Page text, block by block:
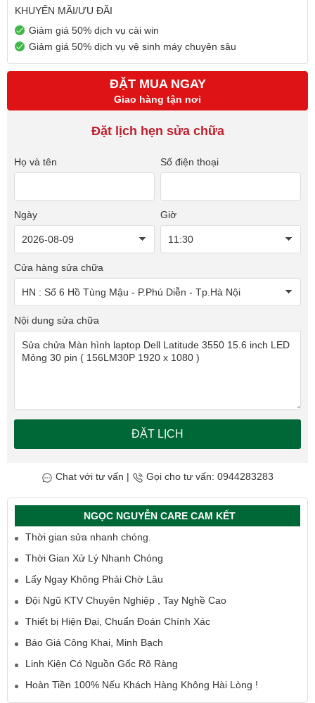
KHUYẾN MÃI/ƯU ĐÃI
Giảm giá 50% dịch vụ cài win
Giảm giá 50% dịch vụ vệ sinh máy chuyên sâu
ĐẶT MUA NGAY
Giao hàng tận nơi
Đặt lịch hẹn sửa chữa
Họ và tên Số điện thoại
Ngày Giờ
Cửa hàng sửa chữa
Nội dung sửa chữa
ĐẶT LỊCH
Chat với tư vấn | Gọi cho tư vấn: 0944283283
NGỌC NGUYỄN CARE CAM KẾT
Thời gian sửa nhanh chóng.
Thời Gian Xử Lý Nhanh Chóng
Lấy Ngay Không Phải Chờ Lâu
Đội Ngũ KTV Chuyên Nghiệp , Tay Nghề Cao
Thiết bị Hiện Đại, Chuẩn Đoán Chính Xác
Báo Giá Công Khai, Minh Bạch
Linh Kiện Có Nguồn Gốc Rõ Ràng
Hoàn Tiền 100% Nếu Khách Hàng Không Hài Lòng !